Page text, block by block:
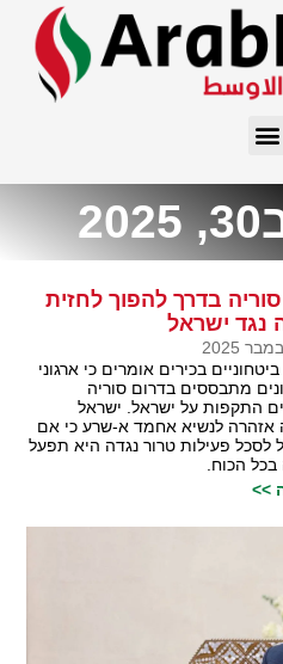
בדרך להפוך לחזית
נגד ישראל
בכירים אומרים כי ארגוני
מתבססים בדרום סוריה
התקפות על ישראל. ישראל
אזהרה לנשיא אחמד א-שרע כי אם
לסכל פעילות טרור נגדה היא תפעל
הכוח.
>>